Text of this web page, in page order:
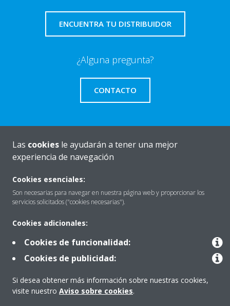
ENCUENTRA TU DISTRIBUIDOR
¿Alguna pregunta?
CONTACTO
Quiénes somos
Destacados
Contactar con Daikin
Las cookies le ayudarán a tener una mejor
experiencia de navegación
Cookies esenciales:
Son necesarias para navegar en nuestra página web y proporcionar los
servicios solicitados ("cookies necesarias").
Cookies adicionales:
Cookies de funcionalidad:
Cookies de publicidad:
Si desea obtener más información sobre nuestras cookies,
visite nuestro Aviso sobre cookies.